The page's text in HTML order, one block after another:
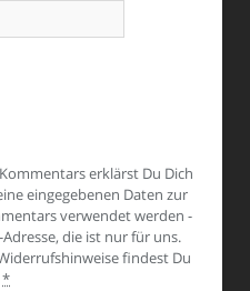
erklärst Du Dich
eingegebenen Daten zur
verwendet werden -
die ist nur für uns.
findest Du
*